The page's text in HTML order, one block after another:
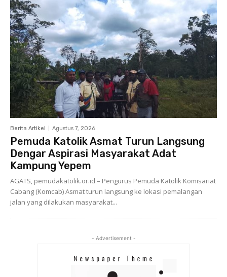
Berita Artikel Agustus 7, 2026
Pemuda Katolik Asmat Turun Langsung
Dengar Aspirasi Masyarakat Adat
Kampung Yepem
AGATS, pemudakatolik.or.id – Pengurus Pemuda Katolik Komisariat
Cabang (Komcab) Asmat turun langsung ke lokasi pemalangan
jalan yang dilakukan masyarakat...
- Advertisement -